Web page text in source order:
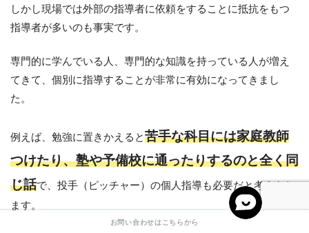
しかし現場では外部の指導者に依頼をすることに抵抗をもつ
指導者が多いのも事実です。
専門的に学んでいる人、専門的な知識を持っている人が増え
てきて、個別に指導することが非常に有効になってきまし
た。
例えば、勉強に置きかえると苦手な科目には家庭教師
つけたり、塾や予備校に通ったりするのと全く同
じ話で、投手（ピッチャー）の個人指導も必要だと考えられ
ます。
お問い合わせはこちらから